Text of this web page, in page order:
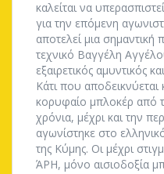
καλείται να
για την επόμενη
αποτελεί μια
τεχνικό Βαγγέλη
εξαιρετικός αμυντικός
Κάτι που
κορυφαίο μπλοκέρ από
χρόνια, μέχρι και την
αγωνίστηκε στο
της Κύμης. Οι μέχρι
ΆΡΗ, μόνο αισιοδοξία